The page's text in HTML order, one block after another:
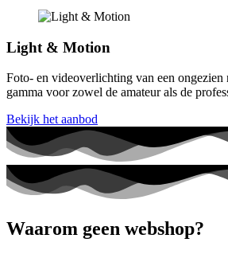
Light & Motion
Foto- en videoverlichting van een ongezien
gamma voor zowel de amateur als de
Bekijk het aanbod
Waarom geen webshop?